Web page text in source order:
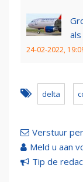
24-02-2022,
delta
Verstuur
Meld u aan
Tip de